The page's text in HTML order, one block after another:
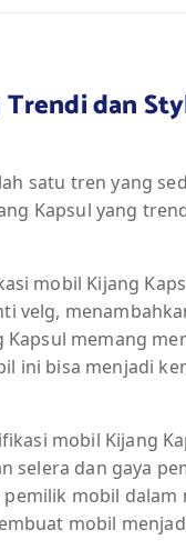
dan
satu tren yang
Kapsul yang
mobil Kijang
velg,
memang
ini bisa menjadi
mobil Kijang
selera dan gaya
mobil dalam
mobil